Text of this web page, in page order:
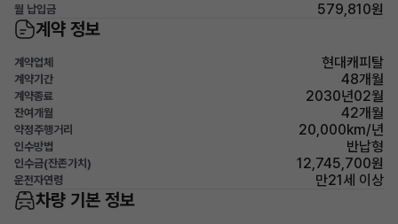
월 납입금 579,810원
계약 정보
계약업체 현대캐피탈
계약기간 48개월
계약종료 2030년02월
잔여개월 42개월
약정주행거리 20,000km/년
인수방법 반납형
인수금(잔존가치) 12,745,700원
운전자연령 만21세 이상
차량 기본 정보